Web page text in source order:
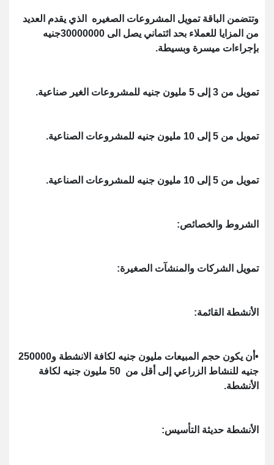
وتتضمن الباقة تمويل المشروعات الصغيره الذي يقدم العديد
من المزايا للعملاء بحد ائتماني يصل الى 30000000جنيه
بإجراءات ميسرة وبسيطة.
تمويل من 3 إلى 5 مليون جنيه للمشروعات الغير صناعية.
تمويل من 5 إلى 10 مليون جنيه للمشروعات الصناعية.
تمويل من 5 إلى 10 مليون جنيه للمشروعات الصناعية.
الشروط والخصائص:
تمويل الشركات والمنشآت الصغيرة:
الأنشطة القائمة:
•أن يكون حجم المبيعات مليون جنيه لكافة الانشطة و250000
جنيه للنشاط الزراعي إلى أقل من 50 مليون جنيه لكافة
الأنشطة.
الأنشطة حديثة التأسيس: